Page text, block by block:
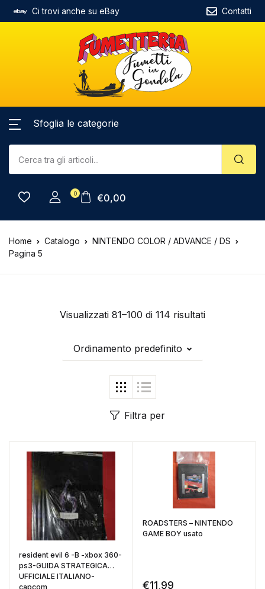
Ci trovi anche su eBay Contatti
Sfoglia le categorie
0 €0,00
Home Catalogo
NINTENDO COLOR / ADVANCE / DS
Pagina 5
Visualizzati 81–100 di 114 risultati
Ordinamento predefinito
Filtra per
resident evil 6 -B -xbox 360-
ps3-GUIDA STRATEGICA
UFFICIALE ITALIANO-
capcom
ROADSTERS – NINTENDO
GAME BOY usato
€11,99